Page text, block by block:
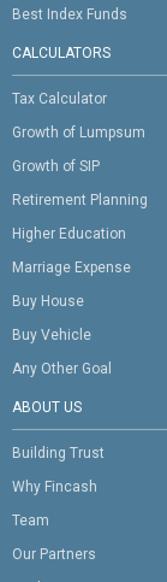
Best Index Funds
CALCULATORS
Tax Calculator
Growth of Lumpsum
Growth of SIP
Retirement Planning
Higher Education
Marriage Expense
Buy House
Buy Vehicle
Any Other Goal
ABOUT US
Building Trust
Why Fincash
Team
Our Partners